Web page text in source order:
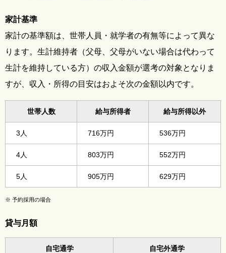
家計基準
家計の基準額は、世帯人員・就学者の有無等によって異な
ります。生計維持者（父母、父母がいない場合は代わって
生計を維持している方）の収入金額が選考の対象となりま
すが、収入・所得の目安はおよそ次の金額以内です。
世帯人数 給与所得者 給与所得以外
3人 716万円 536万円
4人 803万円 552万円
5人 905万円 629万円
※ 予約採用の場合
貸与月額
自宅通学 自宅外通学